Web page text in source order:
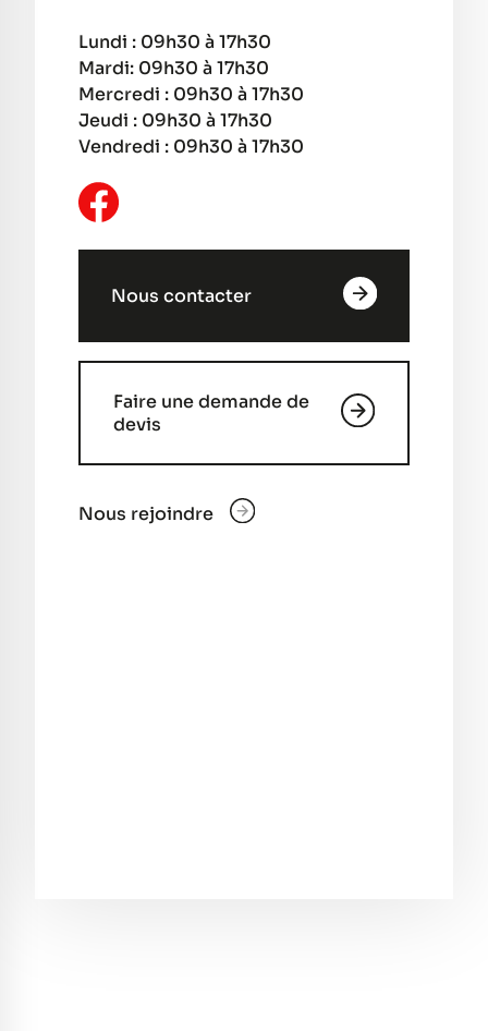
Lundi : 09h30 à 17h30
Mardi: 09h30 à 17h30
Mercredi : 09h30 à 17h30
Jeudi : 09h30 à 17h30
Vendredi : 09h30 à 17h30
Nous contacter
Faire une demande de
devis
Nous rejoindre